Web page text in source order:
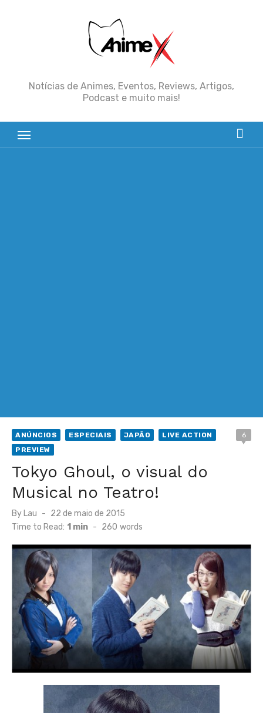
Notícias de Animes, Eventos, Reviews, Artigos,
Podcast e muito mais!
ANÚNCIOS ESPECIAIS JAPÃO
LIVE ACTION
PREVIEW
6
Tokyo Ghoul, o visual do
Musical no Teatro!
By Lau
Posted
on
22 de maio de 2015
Time to Read: 1 min - 260 words